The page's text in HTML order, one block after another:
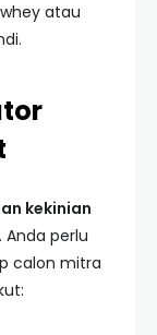
atau
kekinian
perlu
calon mitra